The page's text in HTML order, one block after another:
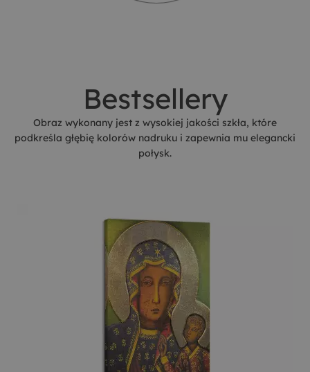
Bestsellery
Obraz wykonany jest z wysokiej jakości szkła, które
podkreśla głębię kolorów nadruku i zapewnia mu elegancki
połysk.